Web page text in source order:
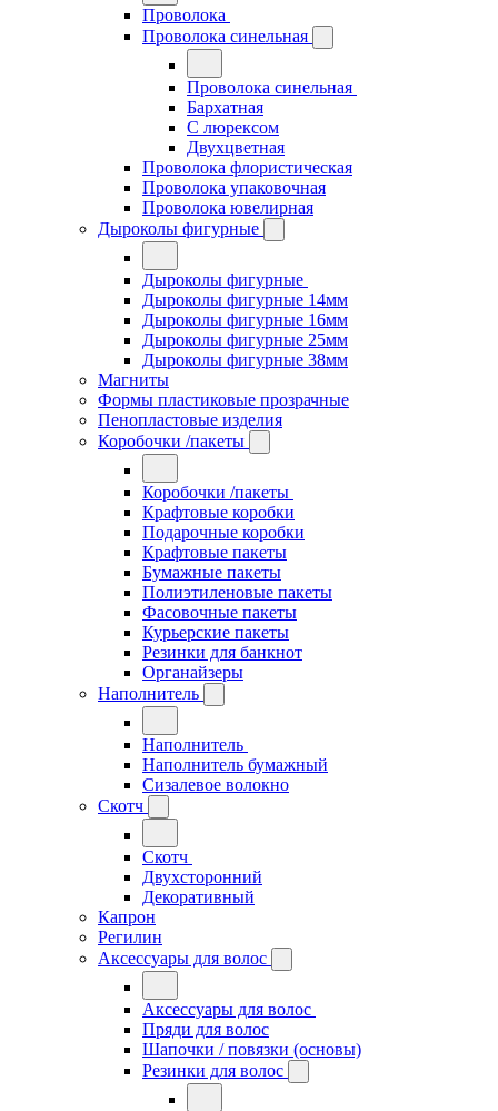
Проволока
Проволока синельная
Проволока синельная
Бархатная
С люрексом
Двухцветная
Проволока флористическая
Проволока упаковочная
Проволока ювелирная
Дыроколы фигурные
Дыроколы фигурные
Дыроколы фигурные 14мм
Дыроколы фигурные 16мм
Дыроколы фигурные 25мм
Дыроколы фигурные 38мм
Магниты
Формы пластиковые прозрачные
Пенопластовые изделия
Коробочки /пакеты
Коробочки /пакеты
Крафтовые коробки
Подарочные коробки
Крафтовые пакеты
Бумажные пакеты
Полиэтиленовые пакеты
Фасовочные пакеты
Курьерские пакеты
Резинки для банкнот
Органайзеры
Наполнитель
Наполнитель
Наполнитель бумажный
Сизалевое волокно
Скотч
Скотч
Двухсторонний
Декоративный
Капрон
Регилин
Аксессуары для волос
Аксессуары для волос
Пряди для волос
Шапочки / повязки (основы)
Резинки для волос